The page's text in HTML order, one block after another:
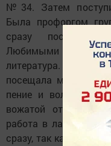
№34. Затем
Была профоргом
сразу поступила
Любимыми
литература. В
посещала много
пение и волейбол).
вожатой
работа в лагере.
сразу, так как